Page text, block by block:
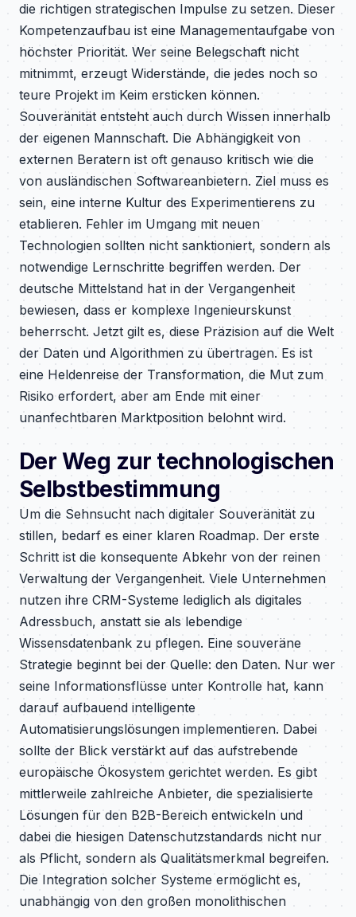
die richtigen strategischen Impulse zu setzen. Dieser
Kompetenzaufbau ist eine Managementaufgabe von
höchster Priorität. Wer seine Belegschaft nicht
mitnimmt, erzeugt Widerstände, die jedes noch so
teure Projekt im Keim ersticken können.
Souveränität entsteht auch durch Wissen innerhalb
der eigenen Mannschaft. Die Abhängigkeit von
externen Beratern ist oft genauso kritisch wie die
von ausländischen Softwareanbietern. Ziel muss es
sein, eine interne Kultur des Experimentierens zu
etablieren. Fehler im Umgang mit neuen
Technologien sollten nicht sanktioniert, sondern als
notwendige Lernschritte begriffen werden. Der
deutsche Mittelstand hat in der Vergangenheit
bewiesen, dass er komplexe Ingenieurskunst
beherrscht. Jetzt gilt es, diese Präzision auf die Welt
der Daten und Algorithmen zu übertragen. Es ist
eine Heldenreise der Transformation, die Mut zum
Risiko erfordert, aber am Ende mit einer
unanfechtbaren Marktposition belohnt wird.
Der Weg zur technologischen
Selbstbestimmung
Um die Sehnsucht nach digitaler Souveränität zu
stillen, bedarf es einer klaren Roadmap. Der erste
Schritt ist die konsequente Abkehr von der reinen
Verwaltung der Vergangenheit. Viele Unternehmen
nutzen ihre CRM-Systeme lediglich als digitales
Adressbuch, anstatt sie als lebendige
Wissensdatenbank zu pflegen. Eine souveräne
Strategie beginnt bei der Quelle: den Daten. Nur wer
seine Informationsflüsse unter Kontrolle hat, kann
darauf aufbauend intelligente
Automatisierungslösungen implementieren. Dabei
sollte der Blick verstärkt auf das aufstrebende
europäische Ökosystem gerichtet werden. Es gibt
mittlerweile zahlreiche Anbieter, die spezialisierte
Lösungen für den B2B-Bereich entwickeln und
dabei die hiesigen Datenschutzstandards nicht nur
als Pflicht, sondern als Qualitätsmerkmal begreifen.
Die Integration solcher Systeme ermöglicht es,
unabhängig von den großen monolithischen